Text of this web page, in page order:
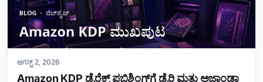
ಆಗಸ್ಟ್ 2, 2026
Amazon KDP ಡೈರೆಕ್ಟ್ ಪಬ್ಲಿಶಿಂಗ್‌ಗೆ ಡೈರಿ ಮತ್ತು ಅಜಾಂಡಾ